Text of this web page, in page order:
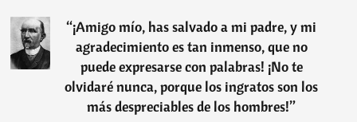
“¡Amigo mío, has salvado a mi padre, y mi
agradecimiento es tan inmenso, que no
puede expresarse con palabras! ¡No te
olvidaré nunca, porque los ingratos son los
más despreciables de los hombres!”